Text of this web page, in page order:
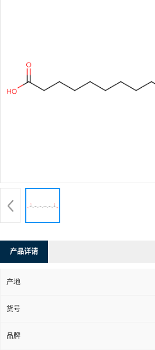
产品详请
产地
货号
品牌